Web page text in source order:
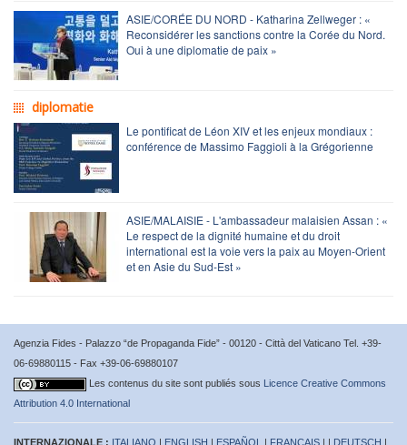
ASIE/CORÉE DU NORD - Katharina Zellweger : «
Reconsidérer les sanctions contre la Corée du Nord.
Oui à une diplomatie de paix »
diplomatie
Le pontificat de Léon XIV et les enjeux mondiaux :
conférence de Massimo Faggioli à la Grégorienne
ASIE/MALAISIE - L'ambassadeur malaisien Assan : «
Le respect de la dignité humaine et du droit
international est la voie vers la paix au Moyen-Orient
et en Asie du Sud-Est »
Agenzia Fides - Palazzo “de Propaganda Fide” - 00120 - Città del Vaticano Tel. +39-
06-69880115 - Fax +39-06-69880107
Les contenus du site sont publiés sous Licence Creative Commons
Attribution 4.0 International
INTERNAZIONALE : ITALIANO | ENGLISH | ESPAÑOL | FRANÇAIS | | DEUTSCH |